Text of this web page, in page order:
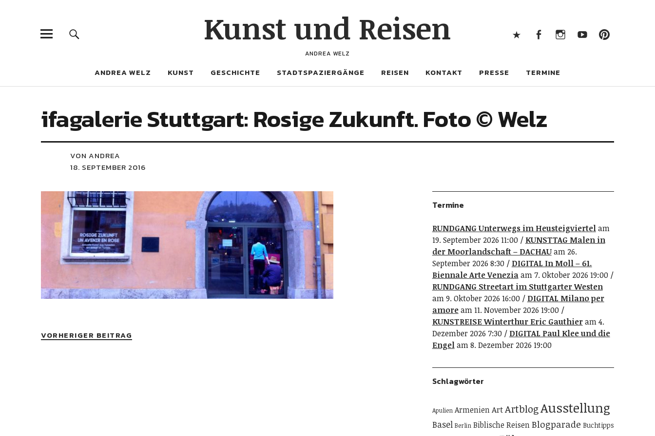
Kunst und Reisen
ANDREA WELZ
ANDREA WELZ KUNST GESCHICHTE STADTSPAZIERGÄNGE REISEN KONTAKT PRESSE TERMINE
ifagalerie Stuttgart: Rosige Zukunft. Foto © Welz
VON ANDREA
18. SEPTEMBER 2016
VORHERIGER BEITRAG
Termine
RUNDGANG Unterwegs im Heusteigviertelam
19. September 2026 11:00
KUNSTTAG Malen in
der Moorlandschaft – DACHAUam 26.
September 2026 8:30
DIGITAL In Moll – 61.
Biennale Arte Veneziaam 7. Oktober 2026 19:00
RUNDGANG Streetart im Stuttgarter Westen
am 9. Oktober 2026 16:00
DIGITAL Milano per
amoream 11. November 2026 19:00
KUNSTREISE Winterthur Eric Gauthieram 4.
Dezember 2026 7:30
DIGITAL Paul Klee und die
Engelam 8. Dezember 2026 19:00
Schlagwörter
Apulien ArmenienArtArtblogAusstellung
Basel Berlin Biblische ReisenBlogparade Buchtipps